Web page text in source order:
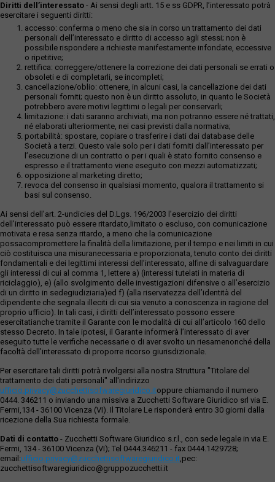
Diritti dell’interessato - Ai sensi degli artt. 15 e ss GDPR, l’interessato potrà
esercitare i seguenti diritti:
accesso: conferma o meno che sia in corso un trattamento dei dati
personali dell’interessato e diritto di accesso agli stessi; non è
possibile rispondere a richieste manifestamente infondate, eccessive
o ripetitive;
rettifica: correggere/ottenere la correzione dei dati personali se errati o
obsoleti e di completarli, se incompleti;
cancellazione/oblio: ottenere, in alcuni casi, la cancellazione dei dati
personali forniti; questo non è un diritto assoluto, in quanto le Società
potrebbero avere motivi legittimi o legali per conservarli;
limitazione: i dati saranno archiviati, ma non potranno essere né trattati,
né elaborati ulteriormente, nei casi previsti dalla normativa;
portabilità: spostare, copiare o trasferire i dati dai database delle
Società a terzi. Questo vale solo per i dati forniti dall’interessato per
l’esecuzione di un contratto o per i quali è stato fornito consenso e
espresso e il trattamento viene eseguito con mezzi automatizzati;
opposizione al marketing diretto;
revoca del consenso in qualsiasi momento, qualora il trattamento si
basi sul consenso.
Ai sensi dell’art. 2-undicies del D.Lgs. 196/2003 l’esercizio dei diritti
dell’interessato può essere ritardato,limitato o escluso, con comunicazione
motivata e resa senza ritardo, a meno che la comunicazione
possacompromettere la finalità della limitazione, per il tempo e nei limiti in cui
ciò costituisca una misuranecessaria e proporzionata, tenuto conto dei diritti
fondamentali e dei legittimi interessi dell’interessato, alfine di salvaguardare
gli interessi di cui al comma 1, lettere a) (interessi tutelati in materia di
riciclaggio), e) (allo svolgimento delle investigazioni difensive o all’esercizio
di un diritto in sedegiudiziaria)ed f) (alla riservatezza dell’identità del
dipendente che segnala illeciti di cui sia venuto a conoscenza in ragione del
proprio ufficio). In tali casi, i diritti dell’interessato possono essere
esercitatianche tramite il Garante con le modalità di cui all’articolo 160 dello
stesso Decreto. In tale ipotesi, il Garante informerà l’interessato di aver
eseguito tutte le verifiche necessarie o di aver svolto un riesamenonché della
facoltà dell’interessato di proporre ricorso giurisdizionale.
Per esercitare tali diritti potrà rivolgersi alla nostra Struttura "Titolare del
trattamento dei dati personali" all'indirizzo
ufficio.privacy@zucchettisofwaregiuridico.itoppure chiamando il numero
0444. 346211 o inviando una missiva a Zucchetti Software Giuridico srl via E.
Fermi,134 - 36100 Vicenza (VI). Il Titolare Le risponderà entro 30 giorni dalla
ricezione della Sua richiesta formale.
Dati di contatto - Zucchetti Software Giuridico s.r.l., con sede legale in via E.
Fermi, 134 - 36100 Vicenza (VI); Tel 0444.346211 - fax 0444.1429728;
email:ufficio.privacy@zucchettisoftwaregiuridico.it,pec:
zucchettisoftwaregiuridico@gruppozucchetti.it